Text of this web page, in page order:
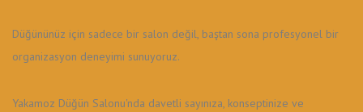
Düğününüz için sadece bir salon değil, baştan sona profesyonel bir
organizasyon deneyimi sunuyoruz.
Yakamoz Düğün Salonu'nda davetli sayınıza, konseptinize ve